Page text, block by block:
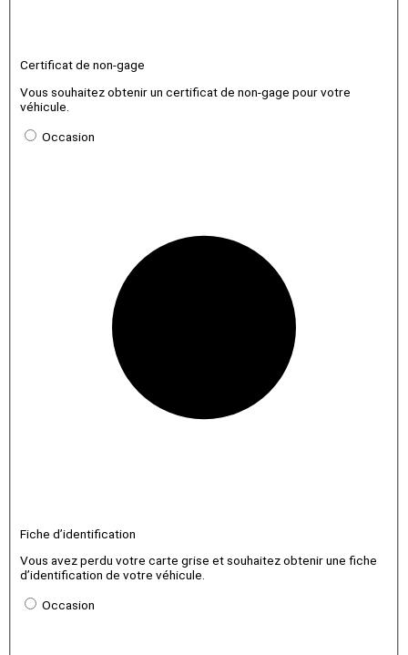
Certificat de non-gage
Vous souhaitez obtenir un certificat de non-gage pour votre
véhicule.
Occasion
Fiche d’identification
Vous avez perdu votre carte grise et souhaitez obtenir une fiche
d’identification de votre véhicule.
Occasion